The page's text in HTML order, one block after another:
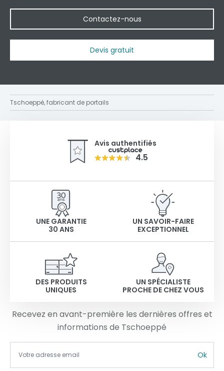
Contactez-nous
Devis gratuit
Tschoeppé, fabricant de portails
Avis authentifiés
4.5
UNE GARANTIE
30 ANS
UN SAVOIR-FAIRE
EXCEPTIONNEL
DES PRODUITS
UNIQUES
UN SPÉCIALISTE
PROCHE DE CHEZ VOUS
Recevez en avant-première les dernières offres et
informations de Tschoeppé
Ok